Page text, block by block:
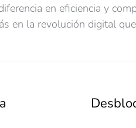
en eficiencia y
en la revolución digital